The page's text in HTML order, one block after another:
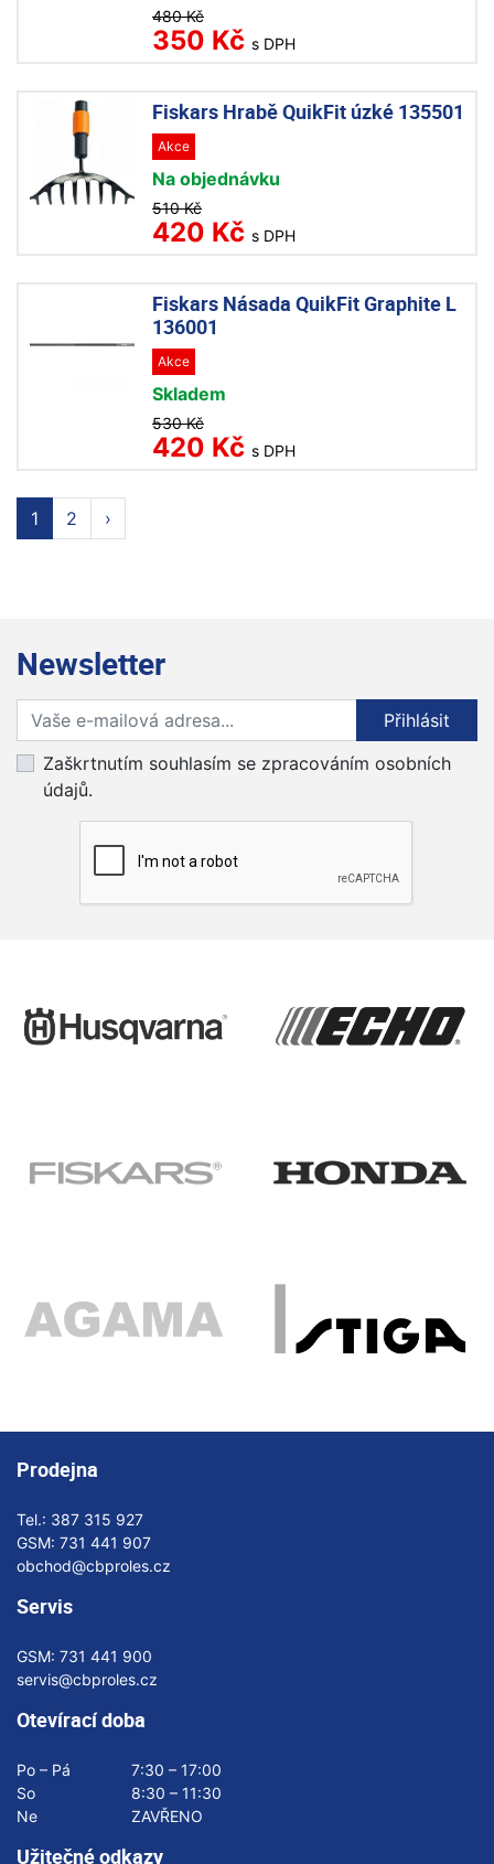
480 Kč
350 Kč s DPH
Fiskars Hrabě QuikFit úzké 135501
Akce
Na objednávku
510 Kč
420 Kč s DPH
Fiskars Násada QuikFit Graphite L
136001
Akce
Skladem
530 Kč
420 Kč s DPH
1 2 ›
Newsletter
Přihlaste se k odběru novinek
Přihlásit
Zaškrtnutím souhlasím se zpracováním osobních
údajů.
Prodejna
Tel.: 387 315 927
GSM: 731 441 907
obchod@cbproles.cz
Servis
GSM: 731 441 900
servis@cbproles.cz
Otevírací doba
Po – Pá
7:30 – 17:00
So
8:30 – 11:30
Ne
ZAVŘENO
Užitečné odkazy